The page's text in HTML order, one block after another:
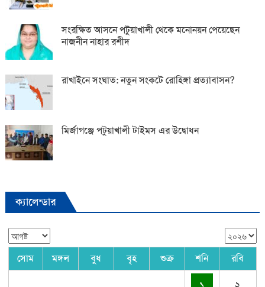
সংরক্ষিত আসনে পটুয়াখালী থেকে মনোনয়ন পেয়েছেন
নাজনীন নাহার রশীদ
রাখাইনে সংঘাত: নতুন সংকটে রোহিঙ্গা প্রত্যাবাসন?
মির্জাগঞ্জে পটুয়াখালী টাইমস এর উদ্বোধন
ক্যালেন্ডার
সোম মঙ্গল বুধ বৃহ শুক্র শনি রবি